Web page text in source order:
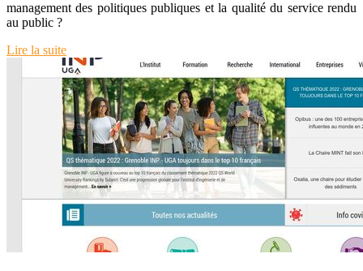
management des politiques publiques et la qualité du service rendu
au public ?
Lire la suite